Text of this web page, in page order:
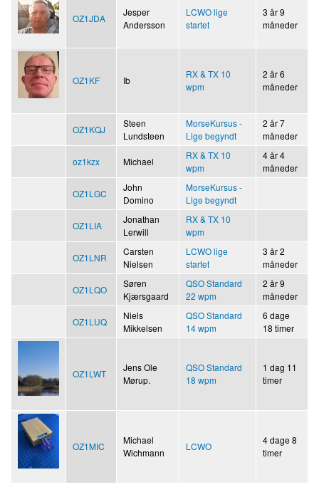
OZ1JDA
Jesper
Andersson
LCWO lige
startet
3 år 9
måneder
OZ1KF Ib
RX & TX 10
wpm
2 år 6
måneder
OZ1KQJ
Steen
Lundsteen
MorseKursus -
Lige begyndt
2 år 7
måneder
oz1kzx Michael
RX & TX 10
wpm
4 år 4
måneder
OZ1LGC
John
Domino
MorseKursus -
Lige begyndt
OZ1LIA
Jonathan
Lerwill
RX & TX 10
wpm
OZ1LNR
Carsten
Nielsen
LCWO lige
startet
3 år 2
måneder
OZ1LQO
Søren
Kjærsgaard
QSO Standard
22 wpm
2 år 9
måneder
OZ1LUQ
Niels
Mikkelsen
QSO Standard
14 wpm
6 dage
18 timer
OZ1LWT
Jens Ole
Mørup.
QSO Standard
18 wpm
1 dag 11
timer
OZ1MIC
Michael
Wichmann
LCWO
4 dage 8
timer